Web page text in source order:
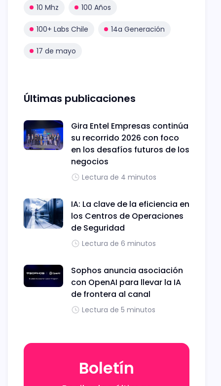
10 Mhz 100 Años
100+ Labs Chile 14a Generación
17 de mayo
Últimas publicaciones
Gira Entel Empresas continúa
su recorrido 2026 con foco
en los desafíos futuros de los
negocios
Lectura de 4 minutos
IA: La clave de la eficiencia en
los Centros de Operaciones
de Seguridad
Lectura de 6 minutos
Sophos anuncia asociación
con OpenAI para llevar la IA
de frontera al canal
Lectura de 5 minutos
Boletín